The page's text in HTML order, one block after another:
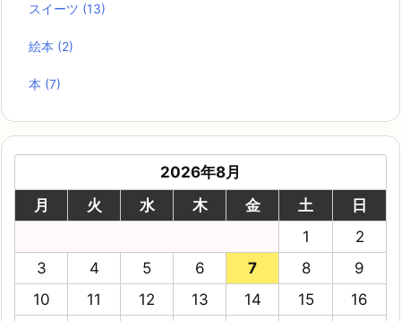
スイーツ (13)
絵本 (2)
本 (7)
2026年8月
月
火 水 木 金 土
日
1
2
3
4 5 6 7 8
9
10
11 12 13 14 15
16